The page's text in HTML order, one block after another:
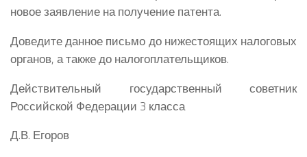
новое заявление на получение патента.
Доведите данное письмо до нижестоящих налоговых
органов, а также до налогоплательщиков.
Действительный государственный советник
Российской Федерации 3 класса
Д.В. Егоров